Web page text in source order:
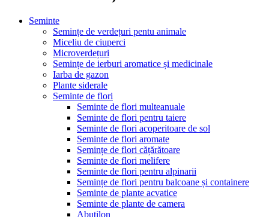
Seminte
Semințe de verdețuri pentu animale
Miceliu de ciuperci
Microverdețuri
Semințe de ierburi aromatice și medicinale
Iarba de gazon
Plante siderale
Seminte de flori
Seminte de flori multeanuale
Seminte de flori pentru taiere
Seminte de flori acoperitoare de sol
Seminte de flori aromate
Semințe de flori cățărătoare
Seminte de flori melifere
Seminte de flori pentru alpinarii
Semințe de flori pentru balcoane și containere
Seminte de plante acvatice
Seminte de plante de camera
Abutilon